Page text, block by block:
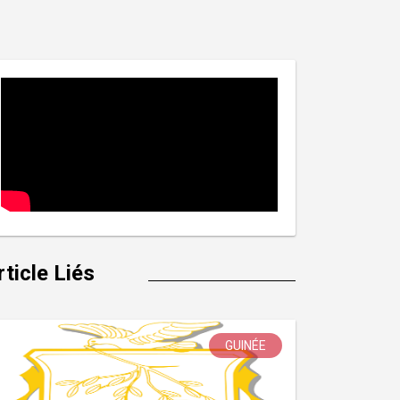
Liés
GUINÉE